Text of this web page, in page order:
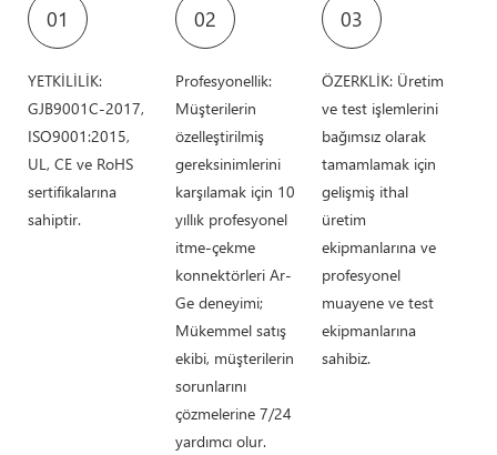
01
YETKİLİLİK:
GJB9001C-2017,
ISO9001:2015,
UL, CE ve RoHS
sertifikalarına
sahiptir.
02
Profesyonellik:
Müşterilerin
özelleştirilmiş
gereksinimlerini
karşılamak için 10
yıllık profesyonel
itme-çekme
konnektörleri Ar-
Ge deneyimi;
Mükemmel satış
ekibi, müşterilerin
sorunlarını
çözmelerine 7/24
yardımcı olur.
03
ÖZERKLİK: Üretim
ve test işlemlerini
bağımsız olarak
tamamlamak için
gelişmiş ithal
üretim
ekipmanlarına ve
profesyonel
muayene ve test
ekipmanlarına
sahibiz.